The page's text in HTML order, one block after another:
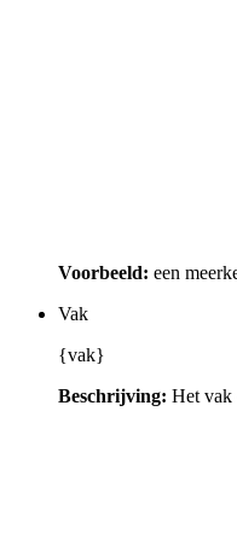
Voorbeeld: een
Vak
{vak}
Beschrijving: Het vak